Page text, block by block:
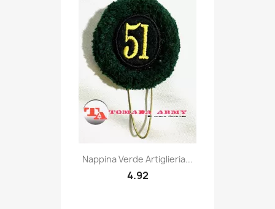
Quick view
Nappina Verde Artiglieria...
4.92